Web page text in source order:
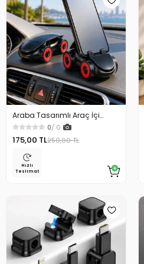
Araba Tasarımlı Araç İçi
Telefon Tutucu 360 Dönebilen
Ayarlı
0/ 0
175,00 TL250,00 TL
Hızlı
Teslimat